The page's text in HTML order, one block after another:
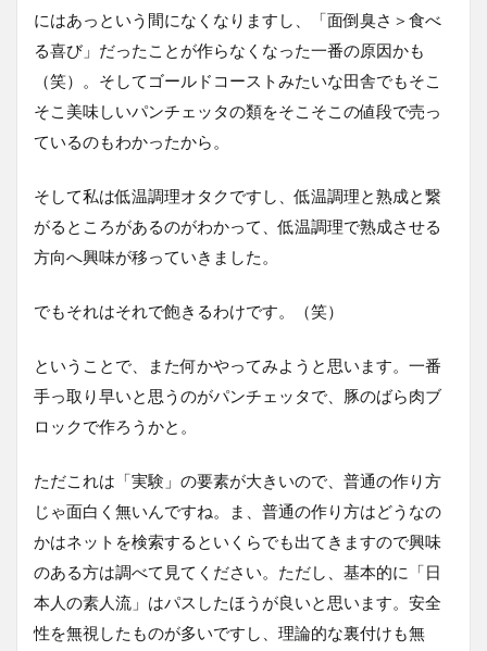
にはあっという間になくなりますし、「面倒臭さ＞食べ
る喜び」だったことが作らなくなった一番の原因かも
（笑）。そしてゴールドコーストみたいな田舎でもそこ
そこ美味しいパンチェッタの類をそこそこの値段で売っ
ているのもわかったから。
そして私は低温調理オタクですし、低温調理と熟成と繋
がるところがあるのがわかって、低温調理で熟成させる
方向へ興味が移っていきました。
でもそれはそれで飽きるわけです。（笑）
ということで、また何かやってみようと思います。一番
手っ取り早いと思うのがパンチェッタで、豚のばら肉ブ
ロックで作ろうかと。
ただこれは「実験」の要素が大きいので、普通の作り方
じゃ面白く無いんですね。ま、普通の作り方はどうなの
かはネットを検索するといくらでも出てきますので興味
のある方は調べて見てください。ただし、基本的に「日
本人の素人流」はパスしたほうが良いと思います。安全
性を無視したものが多いですし、理論的な裏付けも無